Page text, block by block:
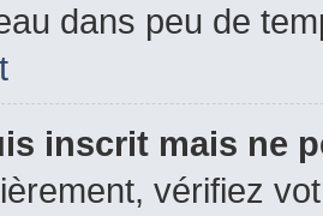
dans peu de
inscrit mais ne
vérifiez